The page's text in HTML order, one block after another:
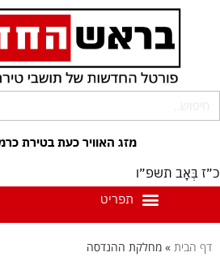
כ״ז בְּאָב תשפ״ו
דף הבית » מחלקת ההנדסה